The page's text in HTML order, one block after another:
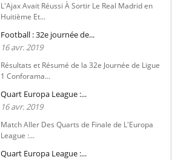
L'Ajax Avait Réussi À Sortir Le Real Madrid en
Huitième Et...
Football : 32e journée de...
16 avr. 2019
Résultats et Résumé de la 32e Journée de Ligue
1 Conforama...
Quart Europa League :...
16 avr. 2019
Match Aller Des Quarts de Finale de L'Europa
League :...
Quart Europa League :...